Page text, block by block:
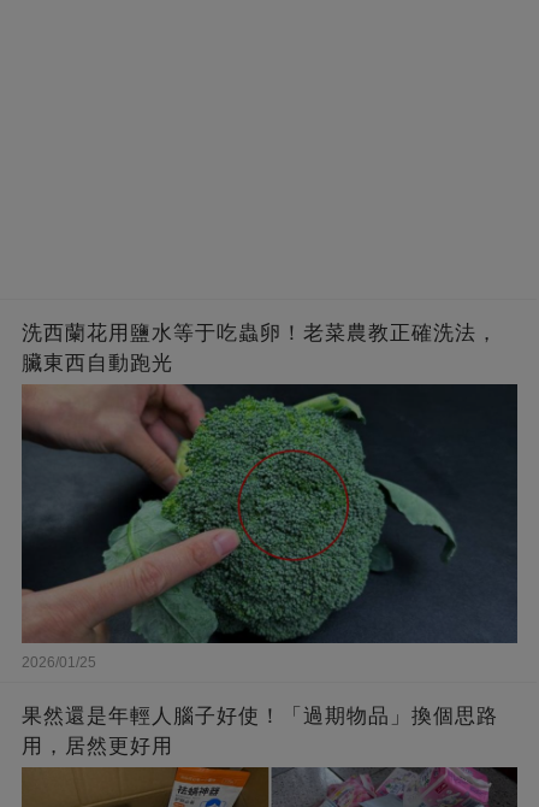
洗西蘭花用鹽水等于吃蟲卵！老菜農教正確洗法，
臟東西自動跑光
2026/01/25
果然還是年輕人腦子好使！「過期物品」換個思路
用，居然更好用